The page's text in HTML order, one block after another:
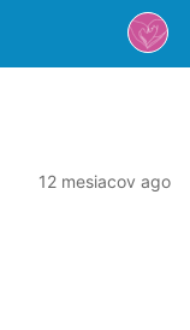
12 mesiacov ago